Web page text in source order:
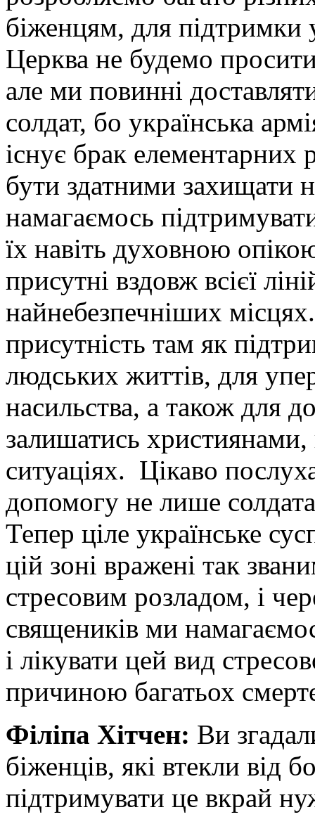
біженцям, для підтримки
Церква не будемо
але ми повинні
солдат, бо українська
існує брак елементарних
бути здатними захищати
намагаємось
їх навіть духовною
присутні вздовж всієї
найнебезпечніших
присутність там як
людських життів, для
насильства, а також для
залишатись
ситуаціях. Цікаво
допомогу не лише
Тепер ціле українське
цій зоні вражені так
стресовим розладом, і
священиків ми
і лікувати цей вид
причиною багатьох
Філіпа Хітчен: Ви
біженців, які втекли від
підтримувати це вкрай